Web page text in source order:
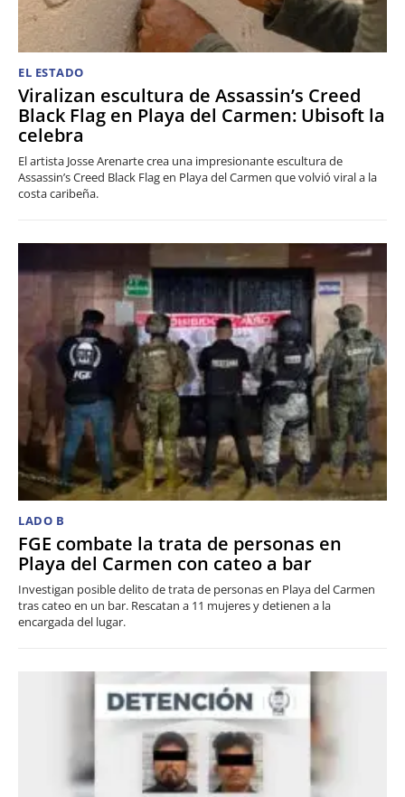
EL ESTADO
Viralizan escultura de Assassin’s Creed
Black Flag en Playa del Carmen: Ubisoft la
celebra
El artista Josse Arenarte crea una impresionante escultura de
Assassin’s Creed Black Flag en Playa del Carmen que volvió viral a la
costa caribeña.
LADO B
FGE combate la trata de personas en
Playa del Carmen con cateo a bar
Investigan posible delito de trata de personas en Playa del Carmen
tras cateo en un bar. Rescatan a 11 mujeres y detienen a la
encargada del lugar.